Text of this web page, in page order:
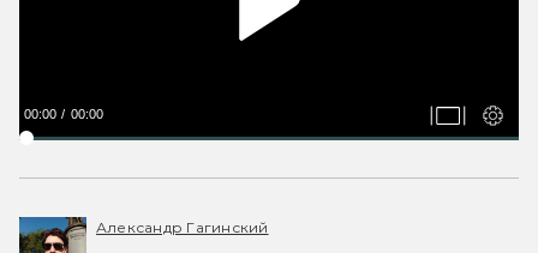
00:00 00:00
Александр Гагинский